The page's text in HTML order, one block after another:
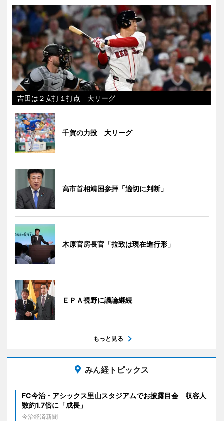
吉田は２安打１打点 大リーグ
千賀の力投 大リーグ
高市首相靖国参拝「適切に判断」
木原官房長官「拉致は現在進行形」
ＥＰＡ視野に議論継続
もっと見る
みん経トピックス
FC今治・アシックス里山スタジアムでお披露目会 収容人
数約1.7倍に「成長」
今治経済新聞